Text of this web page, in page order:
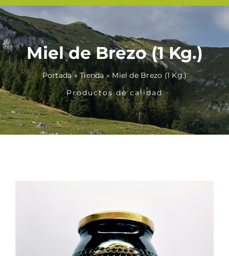
Dulces
Fabada
Embutidos
Bebidas
Miel de Brezo (1 Kg.)
Portada»Tienda» Miel de Brezo (1 Kg.)
Productos de calidad